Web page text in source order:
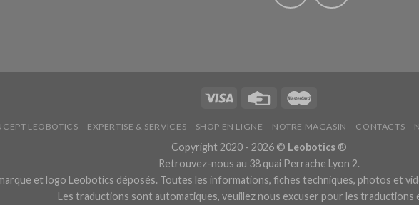
LEOBOTICS EXPERTISE & SERVICES SHOP EN LIGNE NOTRE MAGASIN CONTACTS
Copyright 2020 - 2026 © Leobotics ®
Retrouvez-nous au 38 quai Perrache Lyon 2.
et logo Leobotics déposés. Toutes les informations, fiches techniques, photos et
Les traductions sont automatiques, veuillez nous excuser pour les traductions